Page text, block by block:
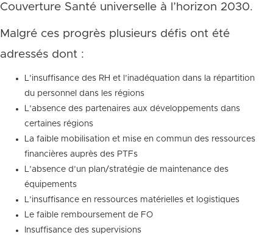
Couverture Santé universelle à l’horizon 2030.
Malgré ces progrès plusieurs défis ont été
adressés dont :
L’insuffisance des RH et l’inadéquation dans la répartition
du personnel dans les régions
L’absence des partenaires aux développements dans
certaines régions
La faible mobilisation et mise en commun des ressources
financières auprès des PTFs
L’absence d’un plan/stratégie de maintenance des
équipements
L’insuffisance en ressources matérielles et logistiques
Le faible remboursement de FO
Insuffisance des supervisions